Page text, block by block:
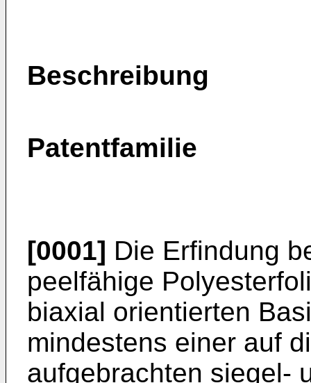
Beschreibung
Patentfamilie
[0001] Die Erfindung
peelfähige
biaxial orientierten
mindestens einer auf
aufgebrachten siegel-